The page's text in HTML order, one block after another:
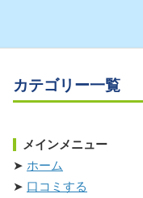
カテゴリー一覧
メインメニュー
ホーム
口コミする